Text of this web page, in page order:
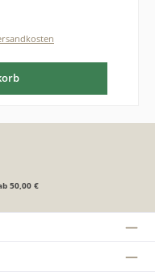
Preis:
50,00 €